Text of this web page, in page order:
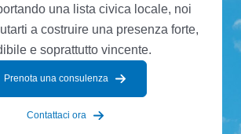
una lista civica locale, noi
a costruire una presenza forte,
e soprattutto vincente.
Prenota una consulenza
Contattaci ora